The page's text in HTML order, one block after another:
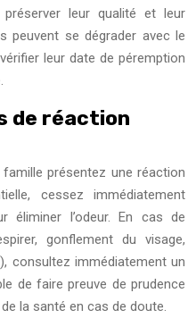
leur qualité et leur
peuvent se dégrader avec le
leur date de péremption
de réaction
présentez une réaction
cessez immédiatement
éliminer l’odeur. En cas de
gonflement du visage,
consultez immédiatement un
de faire preuve de prudence
la santé en cas de doute.